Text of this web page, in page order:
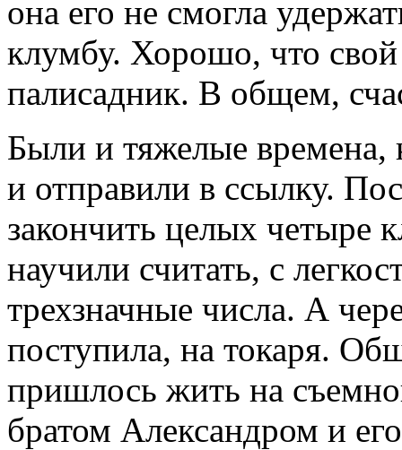
она его не смогла
клумбу. Хорошо, что
палисадник. В общем,
Были и тяжелые времена,
и отправили в ссылку.
закончить целых четыре
научили считать, с
трехзначные числа. А
поступила, на токаря.
пришлось жить на
братом Александром и